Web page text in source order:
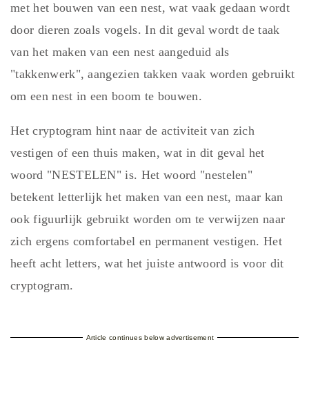
met het bouwen van een nest, wat vaak gedaan wordt
door dieren zoals vogels. In dit geval wordt de taak
van het maken van een nest aangeduid als
"takkenwerk", aangezien takken vaak worden gebruikt
om een nest in een boom te bouwen.
Het cryptogram hint naar de activiteit van zich
vestigen of een thuis maken, wat in dit geval het
woord "NESTELEN" is. Het woord "nestelen"
betekent letterlijk het maken van een nest, maar kan
ook figuurlijk gebruikt worden om te verwijzen naar
zich ergens comfortabel en permanent vestigen. Het
heeft acht letters, wat het juiste antwoord is voor dit
cryptogram.
Article continues below advertisement